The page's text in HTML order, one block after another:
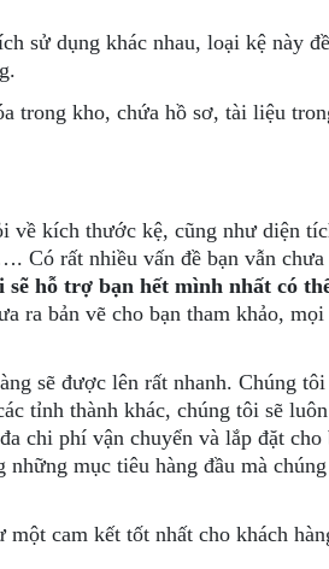
sử dụng khác nhau, loại kệ này
trong kho, chứa hồ sơ, tài liệu
về kích thước kệ, cũng như diện
Có rất nhiều vấn đề bạn vẫn chưa
hỗ trợ bạn hết mình nhất có
ra bản vẽ cho bạn tham khảo, mọi
sẽ được lên rất nhanh. Chúng
tỉnh thành khác, chúng tôi sẽ
chi phí vận chuyển và lắp đặt cho
những mục tiêu hàng đầu mà
một cam kết tốt nhất cho khách